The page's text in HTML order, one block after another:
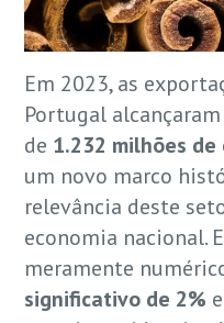
Em 2023, as
Portugal
de 1.232 milhões de
um novo marco
relevância deste
economia nacional.
meramente
significativo de 2%